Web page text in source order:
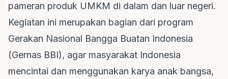
pameran produk UMKM di dalam dan luar negeri.
Kegiatan ini merupakan bagian dari program
Gerakan Nasional Bangga Buatan Indonesia
(Gernas BBI), agar masyarakat Indonesia
mencintai dan menggunakan karya anak bangsa,